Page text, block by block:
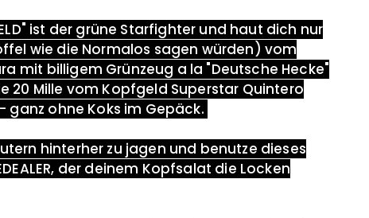
ist der grüne Starfighter und haut dich nur
wie die Normalos sagen würden) vom
mit billigem Grünzeug a la "Deutsche Hecke"
20 Mille vom Kopfgeld Superstar Quintero
- ganz ohne Koks im Gepäck.
hinterher zu jagen und benutze dieses
der deinem Kopfsalat die Locken